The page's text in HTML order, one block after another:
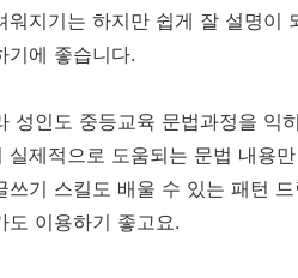
워지기는 하지만 쉽게 잘 설명이
기에 좋습니다.
성인도 중등교육 문법과정을 익
실제적으로 도움되는 문법 내용
쓰기 스킬도 배울 수 있는 패턴
도 이용하기 좋고요.